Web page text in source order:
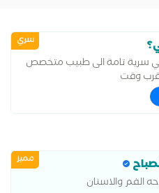
سري
سرية تامة الى طبيب متخصص
وقت
مميز
الفم والاسنان